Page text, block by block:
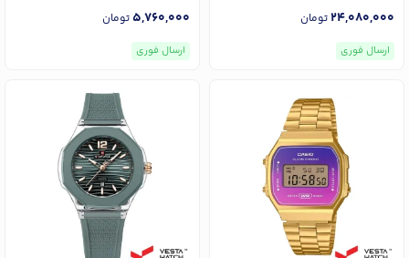
24,080,000تومان
ارسال فوری
5,760,000تومان
ارسال فوری